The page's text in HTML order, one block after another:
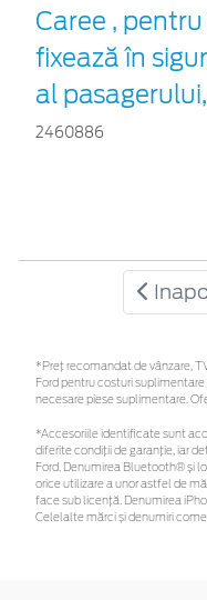
Caree , pentru
fixează în
al
2460886
*Preţ recomandat de vânzare,
Ford pentru costuri
necesare piese suplimentare.
*Accesoriile identificate sunt
diferite condiții de garanție, iar
Ford. Denumirea Bluetooth® și
orice utilizare a unor astfel de
face sub licență. Denumirea
Celelalte mărci și denumiri